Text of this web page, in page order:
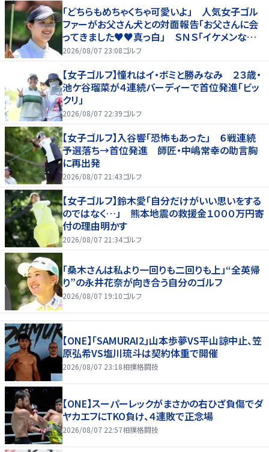
「どちらもめちゃくちゃ可愛いよ」 人気女子ゴル
ファーがお父さん犬との対面報告「お父さんに会
ってきました♥♥真っ白」 ＳＮＳ「イケメンなお
父さん」「白戸家入りするんですか？」
2026/08/07 23:08ゴルフ
【女子ゴルフ】憧れはイ・ボミと勝みなみ ２３歳・
池ケ谷瑠菜が４連続バーディーで首位発進「ビッ
クリ」
2026/08/07 22:39ゴルフ
【女子ゴルフ】入谷響「恐怖もあった」 ６戦連続
予選落ち→首位発進 師匠・中嶋常幸の助言胸
に再出発
2026/08/07 21:43ゴルフ
【女子ゴルフ】鈴木愛「自分だけがいい思いをする
のではなく…」 熊本地震の救援金１０００万円寄
付の理由明かす
2026/08/07 21:34ゴルフ
「桑木さんは私より一回りも二回りも上」“全英帰
り”の永井花奈が向き合う自分のゴルフ
2026/08/07 19:10ゴルフ
【ONE】「SAMURAI2」山本歩夢VS平山諒中止、笠
原弘希VS塩川琉斗は契約体重で開催
2026/08/07 23:18相撲格闘技
【ONE】スーパーレックがまさかの右ひざ負傷でダ
ヤカエフにTKO負け、４連敗で正念場
2026/08/07 22:57相撲格闘技